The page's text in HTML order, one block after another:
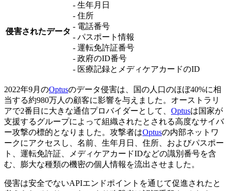
侵害されたデータ
- 生年月日
- 住所
- 電話番号
- パスポート情報
- 運転免許証番号
- 政府のID番号
- 医療記録とメディケアカードのID
2022年9月のOptusのデータ侵害は、国の人口のほぼ40%に相
当する約980万人の顧客に影響を与えました。オーストラリ
アで2番目に大きな通信プロバイダーとして、 Optusは国家が
支援するグループによって組織されたとされる高度なサイバ
ー攻撃の標的となりました。攻撃者はOptusの内部ネットワ
ークにアクセスし、名前、生年月日、住所、およびパスポー
ト、運転免許証、メディケアカードIDなどの識別番号を含
む、膨大な種類の機密の個人情報を流出させました。
侵害は安全でないAPIエンドポイントを通じて促進されたと